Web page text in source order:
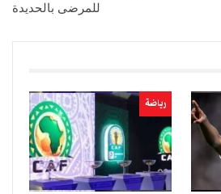
للمرضى بالحديدة
رياضة